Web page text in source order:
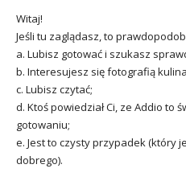
Witaj!
Jeśli tu zaglądasz, to
a. Lubisz gotować i szukasz
b. Interesujesz się fotografią
c. Lubisz czytać;
d. Ktoś powiedział Ci, ze Addio to
gotowaniu;
e. Jest to czysty przypadek (który
dobrego).